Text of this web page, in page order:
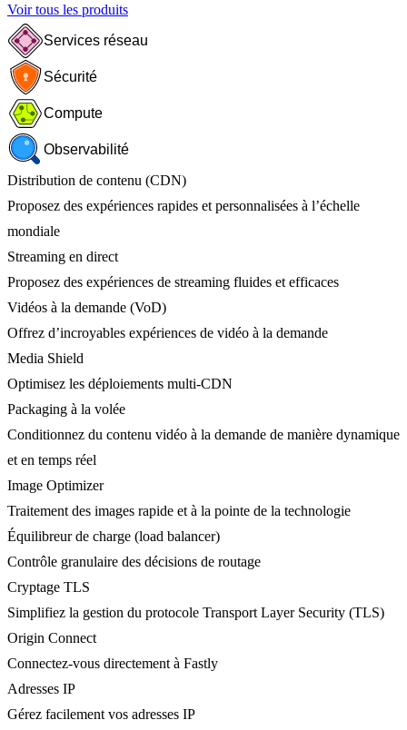
Voir tous les produits
Services réseau
Sécurité
Compute
Observabilité
Distribution de contenu (CDN)
Proposez des expériences rapides et personnalisées à l’échelle
mondiale
Streaming en direct
Proposez des expériences de streaming fluides et efficaces
Vidéos à la demande (VoD)
Offrez d’incroyables expériences de vidéo à la demande
Media Shield
Optimisez les déploiements multi-CDN
Packaging à la volée
Conditionnez du contenu vidéo à la demande de manière dynamique
et en temps réel
Image Optimizer
Traitement des images rapide et à la pointe de la technologie
Équilibreur de charge (load balancer)
Contrôle granulaire des décisions de routage
Cryptage TLS
Simplifiez la gestion du protocole Transport Layer Security (TLS)
Origin Connect
Connectez-vous directement à Fastly
Adresses IP
Gérez facilement vos adresses IP